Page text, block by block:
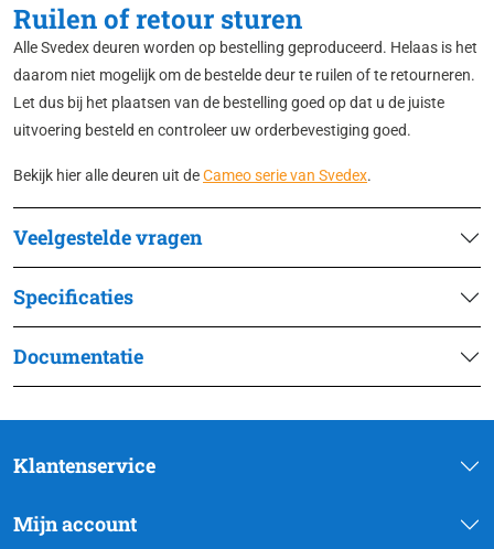
Ruilen of retour sturen
Alle Svedex deuren worden op bestelling geproduceerd. Helaas is het
daarom niet mogelijk om de bestelde deur te ruilen of te retourneren.
Let dus bij het plaatsen van de bestelling goed op dat u de juiste
uitvoering besteld en controleer uw orderbevestiging goed.
Bekijk hier alle deuren uit deCameo serie van Svedex.
Veelgestelde vragen
Specificaties
Documentatie
Klantenservice
Mijn account